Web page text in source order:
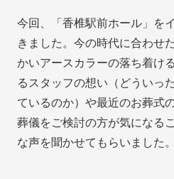
今回、「香椎駅前ホール」を
きました。今の時代に合わせ
かいアースカラーの落ち着け
るスタッフの想い（どういっ
ているのか）や最近のお葬式
葬儀をご検討の方が気になる
な声を聞かせてもらいました。